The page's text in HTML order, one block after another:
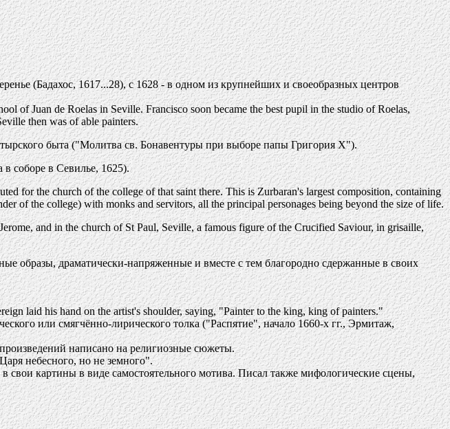
(Бадахос, 1617...28), с 1628 - в одном из крупнейших и своеобразных центров
of Juan de Roelas in Seville. Francisco soon became the best pupil in the studio of Roelas,
then was of able painters.
быта ("Молитва св. Бонавентуры при выборе папы Григория Х").
соборе в Севилье, 1625).
for the church of the college of that saint there. This is Zurbaran's largest composition, containing
of the college) with monks and servitors, all the principal personages being beyond the size of life.
and in the church of St Paul, Seville, a famous figure of the Crucified Saviour, in grisaille,
образы, драматически-напряженные и вместе с тем благородно сдержанные в своих
laid his hand on the artist's shoulder, saying, "Painter to the king, king of painters."
или смягчённо-лирического толка ("Распятие", начало 1660-х гг., Эрмитаж,
написано на религиозные сюжеты.
небесного, но не земного".
картины в виде самостоятельного мотива. Писал также мифологические сцены,